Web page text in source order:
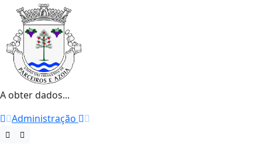
A obter dados...
Administração